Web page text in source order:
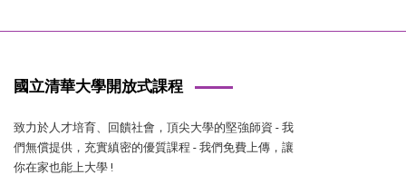
國立清華大學開放式課程
致力於人才培育、回饋社會，頂尖大學的堅強師資 - 我
們無償提供，充實縝密的優質課程 - 我們免費上傳，讓
你在家也能上大學 !